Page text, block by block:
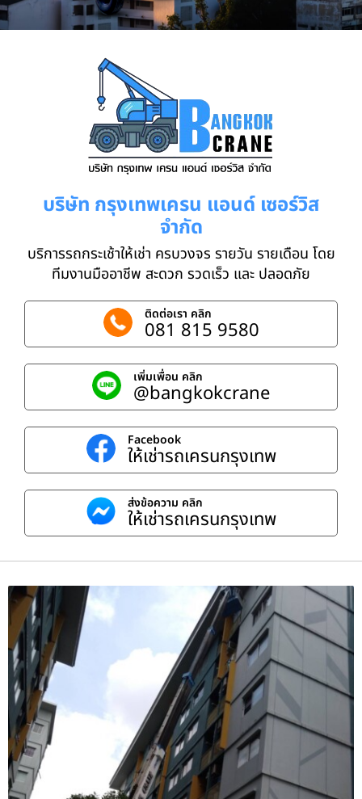
บริษัท กรุงเทพเครน แอนด์ เซอร์วิส
จำกัด
บริการรถกระเช้าให้เช่า ครบวงจร รายวัน รายเดือน โดย
ทีมงานมืออาชีพ สะดวก รวดเร็ว และ ปลอดภัย
ติดต่อเรา คลิก
081 815 9580
เพิ่มเพื่อน คลิก
@bangkokcrane
Facebook
ให้เช่ารถเครนกรุงเทพ
ส่งข้อความ คลิก
ให้เช่ารถเครนกรุงเทพ